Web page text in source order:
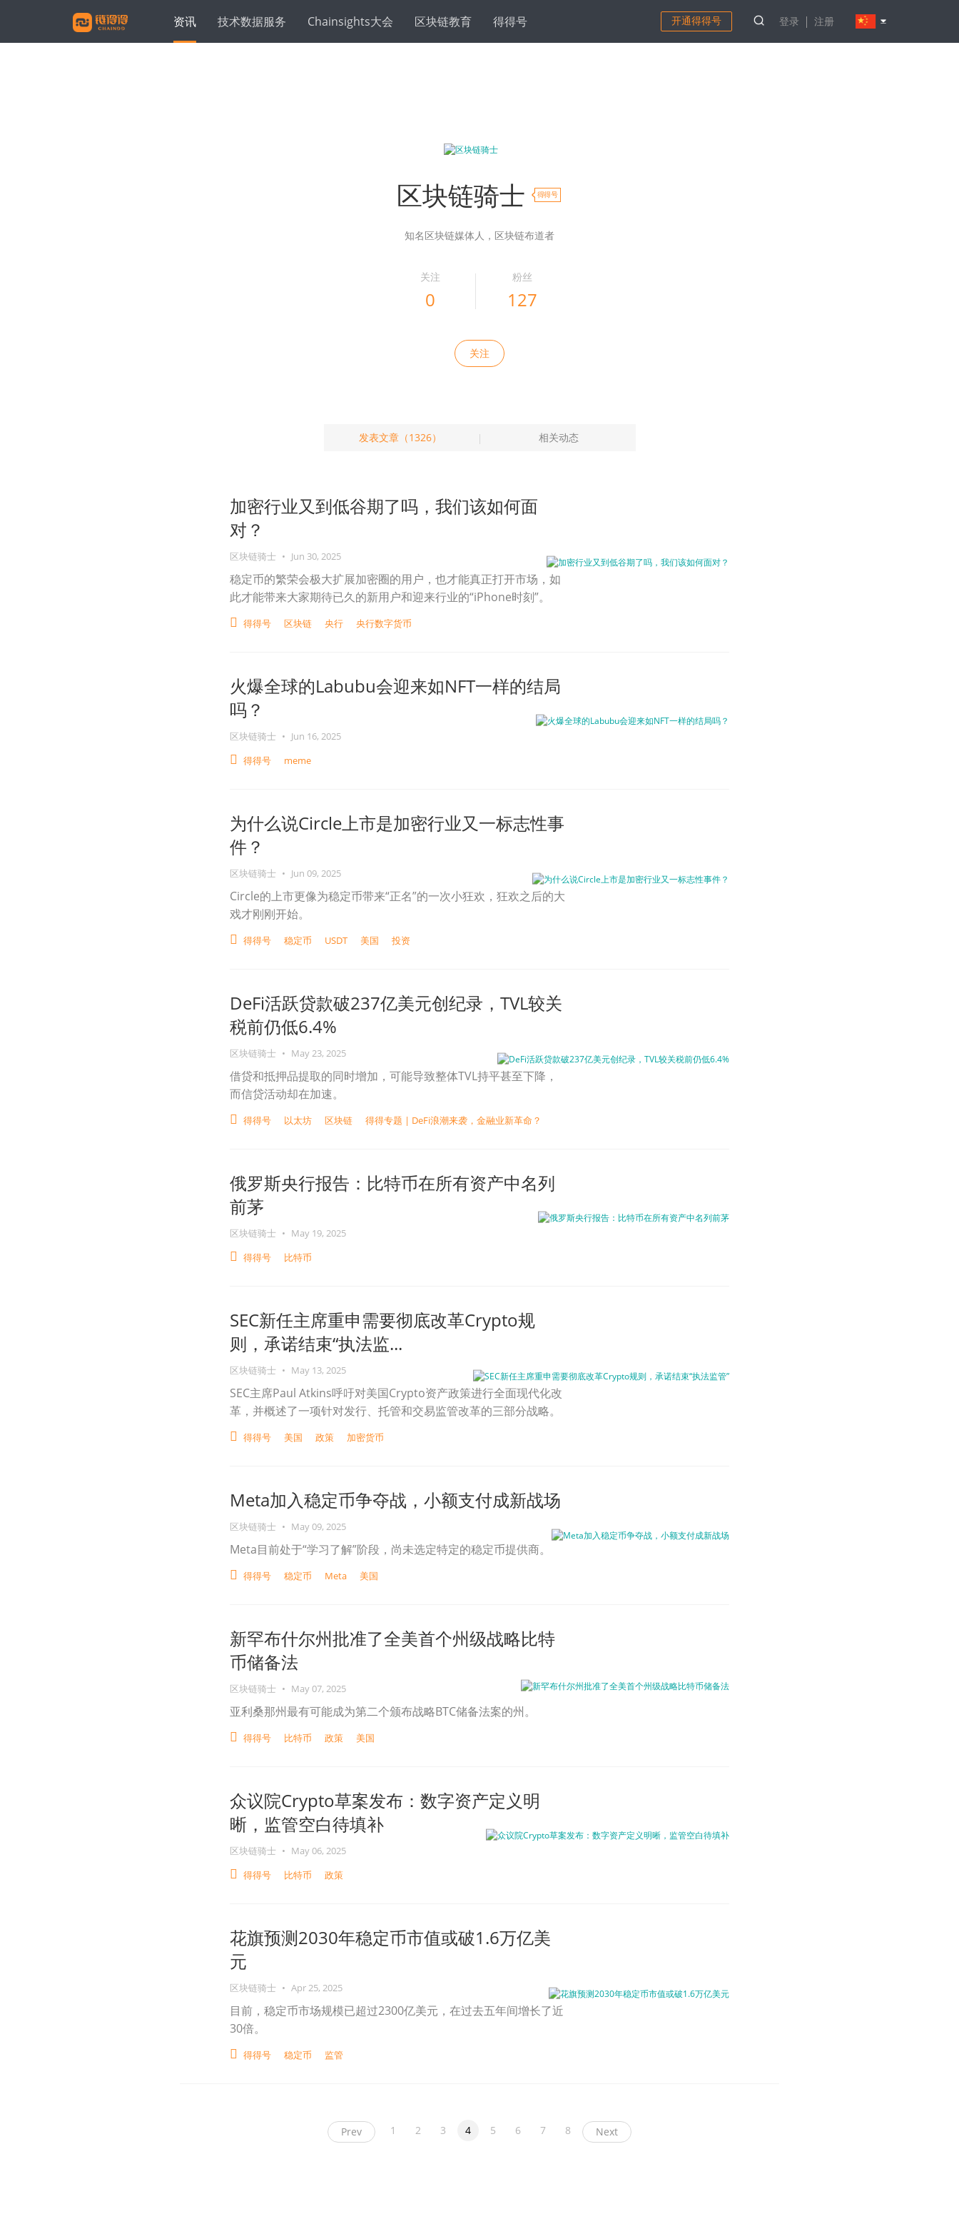
资讯 技术数据服务 Chainsights大会 区块链教育 得得号 开通得得号 登录 注册
区块链骑士 得得号
知名区块链媒体人，区块链布道者
关注
0
粉丝
127
关注
发表文章（1326） 相关动态
加密行业又到低谷期了吗，我们该如何面
对？
区块链骑士 • Jun 30, 2025
稳定币的繁荣会极大扩展加密圈的用户，也才能真正打开市场，如
此才能带来大家期待已久的新用户和迎来行业的“iPhone时刻”。
得得号 区块链 央行 央行数字货币
火爆全球的Labubu会迎来如NFT一样的结局
吗？
区块链骑士 • Jun 16, 2025
得得号
meme
为什么说Circle上市是加密行业又一标志性事
件？
区块链骑士 • Jun 09, 2025
Circle的上市更像为稳定币带来“正名”的一次小狂欢，狂欢之后的大
戏才刚刚开始。
得得号 稳定币 USDT 美国 投资
DeFi活跃贷款破237亿美元创纪录，TVL较关
税前仍低6.4%
区块链骑士 • May 23, 2025
借贷和抵押品提取的同时增加，可能导致整体TVL持平甚至下降，
而信贷活动却在加速。
得得号 以太坊 区块链 得得专题 | DeFi浪潮来袭，金融业新革命？
俄罗斯央行报告：比特币在所有资产中名列
前茅
区块链骑士 • May 19, 2025
得得号
比特币
SEC新任主席重申需要彻底改革Crypto规
则，承诺结束“执法监...
区块链骑士 • May 13, 2025
SEC主席Paul Atkins呼吁对美国Crypto资产政策进行全面现代化改
革，并概述了一项针对发行、托管和交易监管改革的三部分战略。
得得号 美国 政策 加密货币
Meta加入稳定币争夺战，小额支付成新战场
区块链骑士 • May 09, 2025
Meta目前处于“学习了解”阶段，尚未选定特定的稳定币提供商。
得得号 稳定币 Meta 美国
新罕布什尔州批准了全美首个州级战略比特
币储备法
区块链骑士 • May 07, 2025
亚利桑那州最有可能成为第二个颁布战略BTC储备法案的州。
得得号 比特币 政策 美国
众议院Crypto草案发布：数字资产定义明
晰，监管空白待填补
区块链骑士 • May 06, 2025
得得号
比特币 政策
花旗预测2030年稳定币市值或破1.6万亿美
元
区块链骑士 • Apr 25, 2025
目前，稳定币市场规模已超过2300亿美元，在过去五年间增长了近
30倍。
得得号 稳定币 监管
Prev 1 2 3 4 5 6 7 8 Next